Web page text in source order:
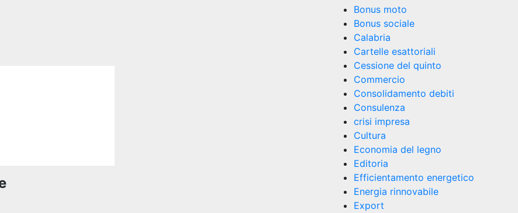
Bonus moto
Bonus sociale
Calabria
Cartelle esattoriali
Cessione del quinto
Commercio
Consolidamento debiti
Consulenza
crisi impresa
Cultura
Economia del legno
Editoria
Efficientamento energetico
Energia rinnovabile
Export